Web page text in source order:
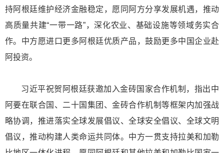
持阿根廷维护经济金融稳定，愿同阿方分享发展机遇，推动
高质量共建“一带一路”，深化农业、基础设施等领域务实合
作。中方愿进口更多阿根廷优质产品，鼓励更多中国企业赴
阿投资。
习近平祝贺阿根廷获邀加入金砖国家合作机制，指出中
阿要在联合国、二十国集团、金砖合作机制等框架内加强战
略协调，推进落实全球发展倡议、全球安全倡议、全球文明
倡议，推动构建人类命运共同体。中方一贯支持拉美和加勒